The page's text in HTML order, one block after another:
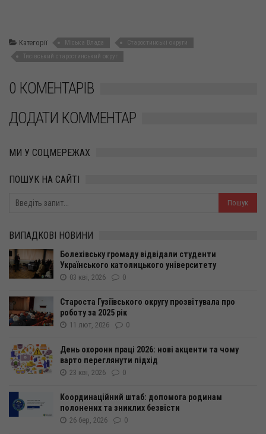
Категорії Міська Влада
Старостинські округи
Тисівський старостинський округ
0 КОМЕНТАРІВ
ДОДАТИ КОММЕНТАР
МИ У СОЦМЕРЕЖАХ
ПОШУК НА САЙТІ
ВИПАДКОВІ НОВИНИ
Болехівську громаду відвідали студенти
Українського католицького університету
03 кві, 2026 0
Староста Гузіївського округу прозвітувала про
роботу за 2025 рік
11 лют, 2026 0
День охорони праці 2026: нові акценти та чому
варто переглянути підхід
23 кві, 2026 0
Координаційний штаб: допомога родинам
полонених та зниклих безвісти
26 бер, 2026 0